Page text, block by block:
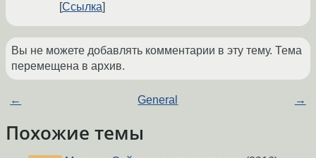
Ссылка
Вы не можете добавлять комментарии в эту тему. Тема
перемещена в архив.
← General →
Похожие темы